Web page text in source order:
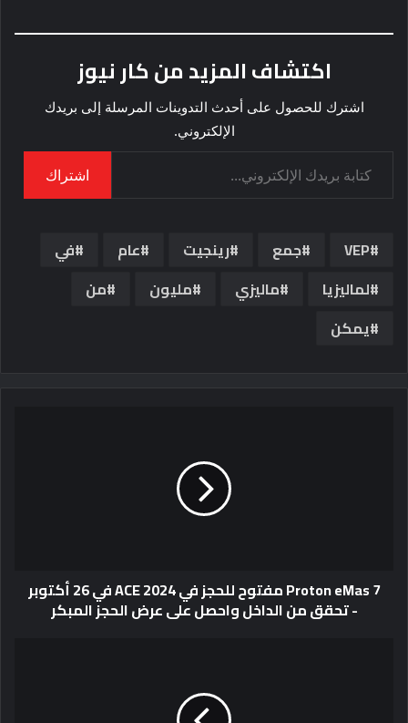
اكتشاف المزيد من كار نيوز
اشترك للحصول على أحدث التدوينات المرسلة إلى بريدك
الإلكتروني.
اشتراك
VEP جمع رينجيت عام
في
لماليزيا
ماليزي مليون
من
يمكن
Proton eMas 7 مفتوح للحجز في ACE 2024 في 26 أكتوبر
- تحقق من الداخل واحصل على عرض الحجز المبكر